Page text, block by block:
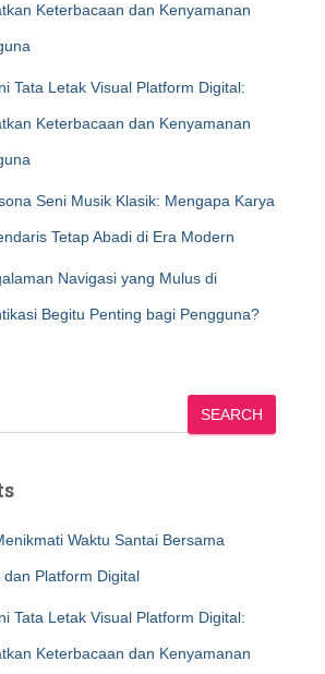
Keterbacaan dan Kenyamanan
Tata Letak Visual Platform Digital:
Keterbacaan dan Kenyamanan
Seni Musik Klasik: Mengapa Karya
Tetap Abadi di Era Modern
Navigasi yang Mulus di
Begitu Penting bagi Pengguna?
SEARCH
Waktu Santai Bersama
Platform Digital
Tata Letak Visual Platform Digital:
Keterbacaan dan Kenyamanan